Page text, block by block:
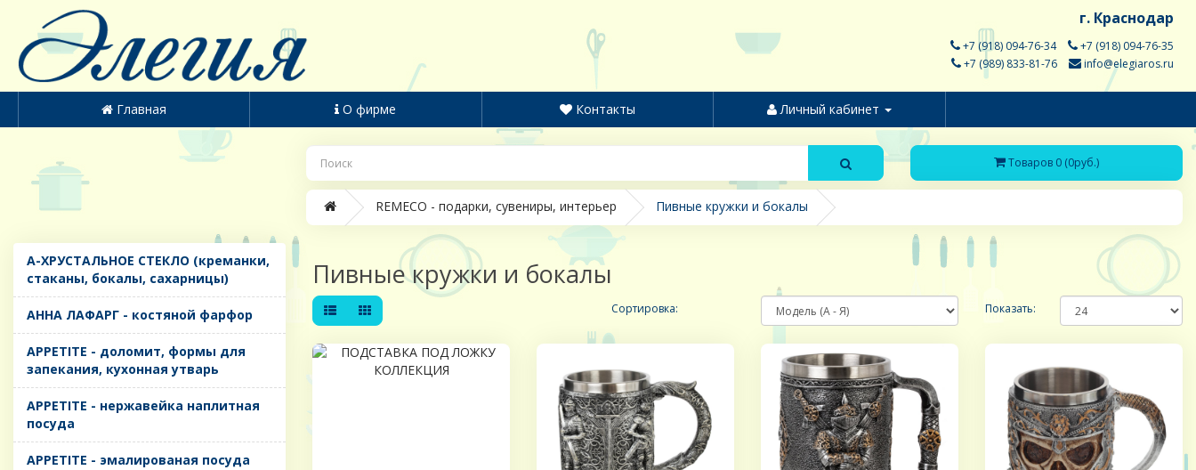
г. Краснодар
+7 (918) 094-76-34
+7 (918) 094-76-35
+7 (989) 833-81-76
info@elegiaros.ru
Главная О фирме Контакты Личный кабинет
Товаров 0 (0руб.)
REMECO - подарки, сувениры, интерьер Пивные кружки и бокалы
A-ХРУСТАЛЬНОЕ СТЕКЛО (креманки,
стаканы, бокалы, сахарницы)
AHHA ЛАФАРГ - костяной фарфор
APPETITE - доломит, формы для
запекания, кухонная утварь
APPETITE - нержавейка наплитная
посуда
APPETITE - эмалированая посуда
Пивные кружки и бокалы
Сортировка: Показать: